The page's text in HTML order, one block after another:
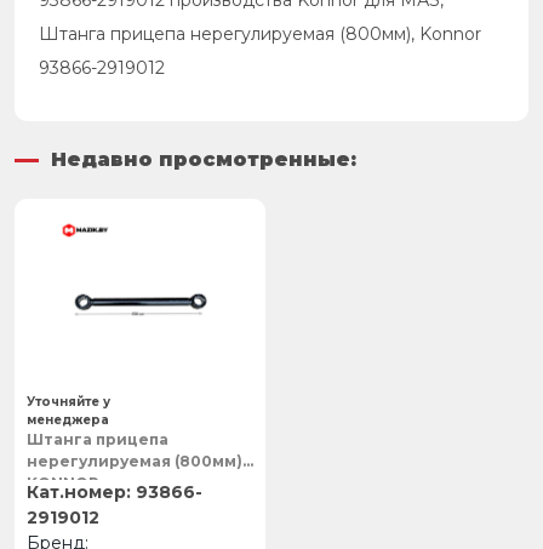
Штанга прицепа нерегулируемая (800мм), Konnor
93866-2919012
Недавно просмотренные:
Штанга прицепа
нерегулируемая (800мм),
KONNOR
93866-
2919012
Уточняйте у
менеджера